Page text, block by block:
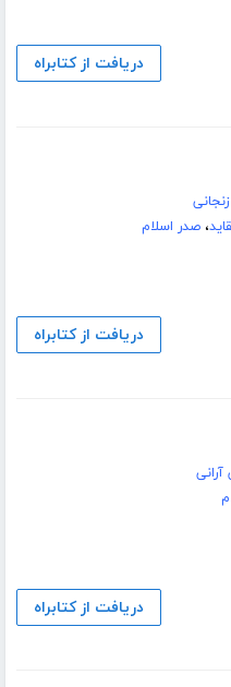
دریافت از کتابراه
،صدر اسلام
دریافت از کتابراه
دریافت از کتابراه